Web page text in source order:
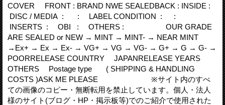
COVER FRONT : BRAND NWE SEALEDBACK : INSIDE :
DISC / MEDIA : : LABEL CONDITION : :
INSERTS : OBI : OTHERS : OUR GRADE
ARE SEALED or NEW → MINT → MINT- → NEAR MINT
→Ex+ → Ex → Ex- → VG+ → VG → VG- → G+ → G → G- →
POORRELEASE COUNTRY JAPANRELEASE YEARS
OTHERS Postage type ( SHIPPING & HANDLING
COSTS )ASK ME PLEASE ※サイト内のすべ
ての画像のコピー・無断転用を禁止しています。個人・法人
様のサイト(ブログ・HP・掲示板等)でのご紹介で使用された